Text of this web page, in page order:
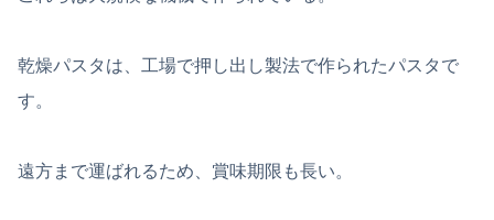
乾燥パスタは、工場で押し出し製法で作られたパスタで
す。
遠方まで運ばれるため、賞味期限も長い。